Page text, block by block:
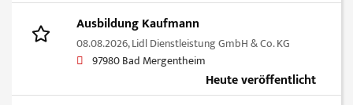
Ausbildung Kaufmann
08.08.2026,Lidl Dienstleistung GmbH & Co. KG
97980 Bad Mergentheim
Heute veröffentlicht